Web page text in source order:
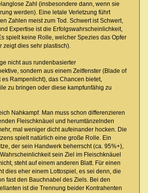
Zahl (insbesondere dann, wenn sie
werden). Eine letale Verletzung führt
Zahlen meist zum Tod. Schwert ist Schwert,
Expertise ist die Erfolgswahrscheinlichkeit,
spielt keine Rolle, welcher Spezies das Opfer
zeigt dies sehr plastisch).
nicht aus rundenbasierter
sondern aus einem Zeitfenster (Blade of
Rampenlicht), das Chancen bietet,
zu bringen oder diese kampfunfähig zu
Nahkampf. Man muss schon differenzieren
Fleischknäuel und herumtänzelnden
mal weniger dicht aufeinander hocken. Die
spielt natürlich eine große Rolle. Ein
der sein Handwerk beherrscht (ca. 95%+),
sein Ziel im Fleischknäuel
steht auf einem anderen Blatt. Für einen
dies eher einem Lottospiel, es sei denn, die
fast den Bauchnabel des Ziels. Bei den
ist die Trennung beider Kontrahenten